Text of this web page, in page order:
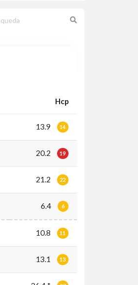
Hcp
13.9 14
20.2 19
21.2 22
6.4 6
10.8 11
13.1 13